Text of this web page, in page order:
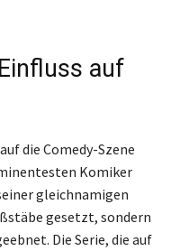
auf
die Comedy-Szene
Komiker
gleichnamigen
gesetzt, sondern
Die Serie, die auf